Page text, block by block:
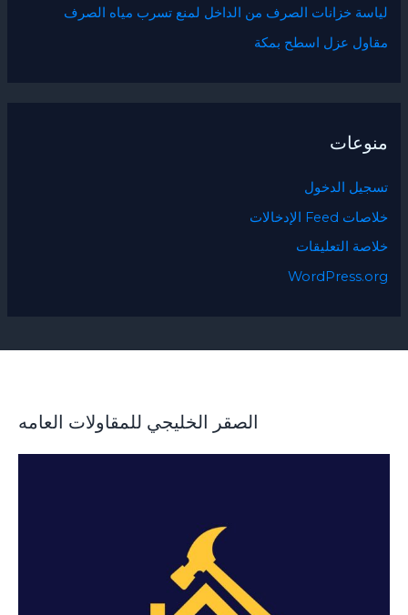
لياسة خزانات الصرف من الداخل لمنع تسرب مياه الصرف
مقاول عزل اسطح بمكة
منوعات
تسجيل الدخول
خلاصات Feed الإدخالات
خلاصة التعليقات
WordPress.org
الصقر الخليجي للمقاولات العامه